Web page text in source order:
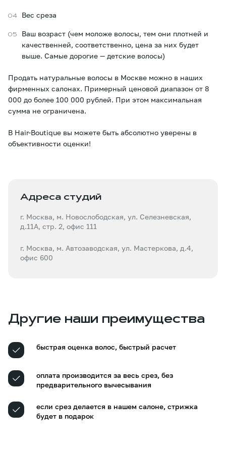
Вес среза
Ваш возраст (чем моложе волосы, тем они плотней и
качественней, соответственно, цена за них будет
выше. Самые дорогие — детские волосы)
Продать натуральные волосы в Москве можно в наших
фирменных салонах. Примерный ценовой диапазон от 8
000 до более 100 000 рублей. При этом максимальная
сумма не ограничена.
В Hair-Boutique вы можете быть абсолютно уверены в
объективности оценки!
Адреса студий
г. Москва, м. Новослободская, ул. Селезневская,
д.11А, стр. 2, офис 111
г. Москва, м. Автозаводская, ул. Мастеркова, д.4,
офис 600
Другие наши преимущества
быстрая оценка волос, быстрый расчет
оплата производится за весь срез, без
предварительного вычесывания
если срез делается в нашем салоне, стрижка
будет в подарок